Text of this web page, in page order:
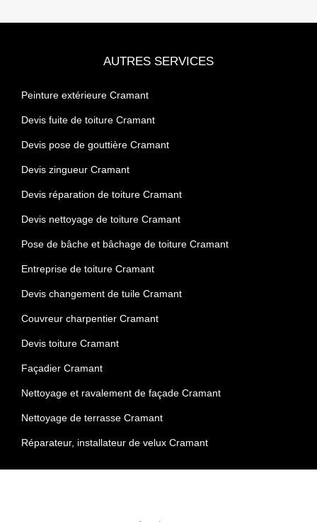
AUTRES SERVICES
Peinture extérieure Cramant
Devis fuite de toiture Cramant
Devis pose de gouttière Cramant
Devis zingueur Cramant
Devis réparation de toiture Cramant
Devis nettoyage de toiture Cramant
Pose de bâche et bâchage de toiture Cramant
Entreprise de toiture Cramant
Devis changement de tuile Cramant
Couvreur charpentier Cramant
Devis toiture Cramant
Façadier Cramant
Nettoyage et ravalement de façade Cramant
Nettoyage de terrasse Cramant
Réparateur, installateur de velux Cramant